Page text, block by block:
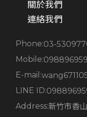
關於我們
連絡我們
Phone:03-
Mobile:
E-mail:
LINE ID:
Address:新竹市香